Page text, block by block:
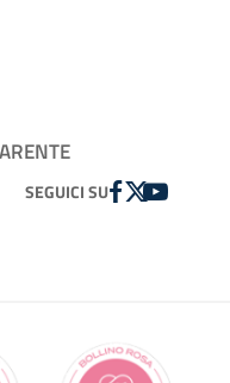
SEGUICI SUFACEBOOK
TWITTER
YOUTUBE